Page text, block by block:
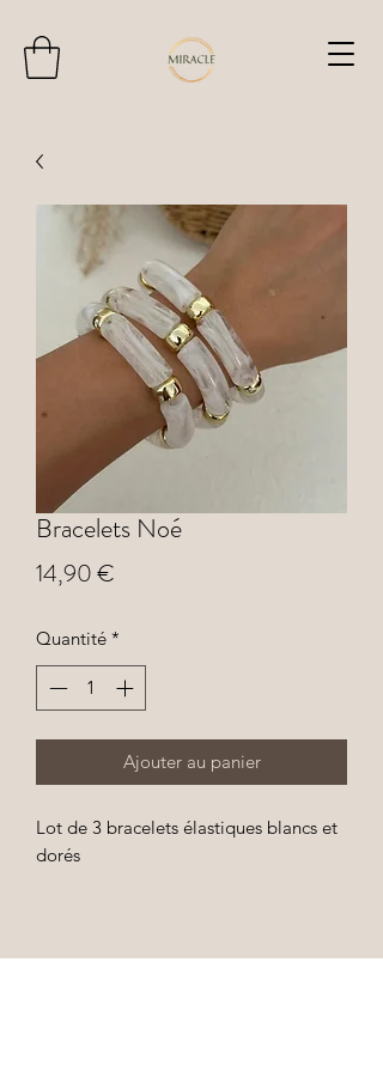
Bracelets Noé
14,90 €
Quantité *
Ajouter au panier
Lot de 3 bracelets élastiques blancs et
dorés